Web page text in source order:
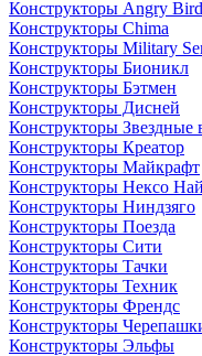
Конструкторы Angry
Конструкторы Chima
Конструкторы Military
Конструкторы Бионикл
Конструкторы Бэтмен
Конструкторы Дисней
Конструкторы Звездные
Конструкторы Креатор
Конструкторы Майкрафт
Конструкторы Нексо
Конструкторы Ниндзяго
Конструкторы Поезда
Конструкторы Сити
Конструкторы Тачки
Конструкторы Техник
Конструкторы Френдс
Конструкторы
Конструкторы Эльфы